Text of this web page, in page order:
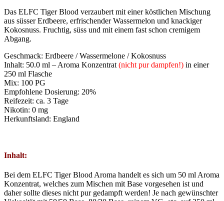
Das ELFC Tiger Blood verzaubert mit einer köstlichen Mischung
aus süsser Erdbeere, erfrischender Wassermelon und knackiger
Kokosnuss. Fruchtig, süss und mit einem fast schon cremigem
Abgang.
Geschmack: Erdbeere / Wassermelone / Kokosnuss
Inhalt: 50.0 ml – Aroma Konzentrat (nicht pur dampfen!) in einer
250 ml Flasche
Mix: 100 PG
Empfohlene Dosierung: 20%
Reifezeit: ca. 3 Tage
Nikotin: 0 mg
Herkunftsland: England
Inhalt:
Bei dem ELFC Tiger Blood Aroma handelt es sich um 50 ml Aroma
Konzentrat, welches zum Mischen mit Base vorgesehen ist und
daher sollte dieses nicht pur gedampft werden! Je nach gewünschter